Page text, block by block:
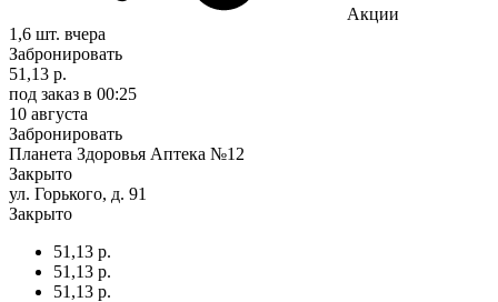
Акции
1,6 шт. вчера
Забронировать
51,13 р.
под заказ в 00:25
10 августа
Забронировать
Планета Здоровья Аптека №12
Закрыто
ул. Горького, д. 91
Закрыто
51,13 р.
51,13 р.
51,13 р.